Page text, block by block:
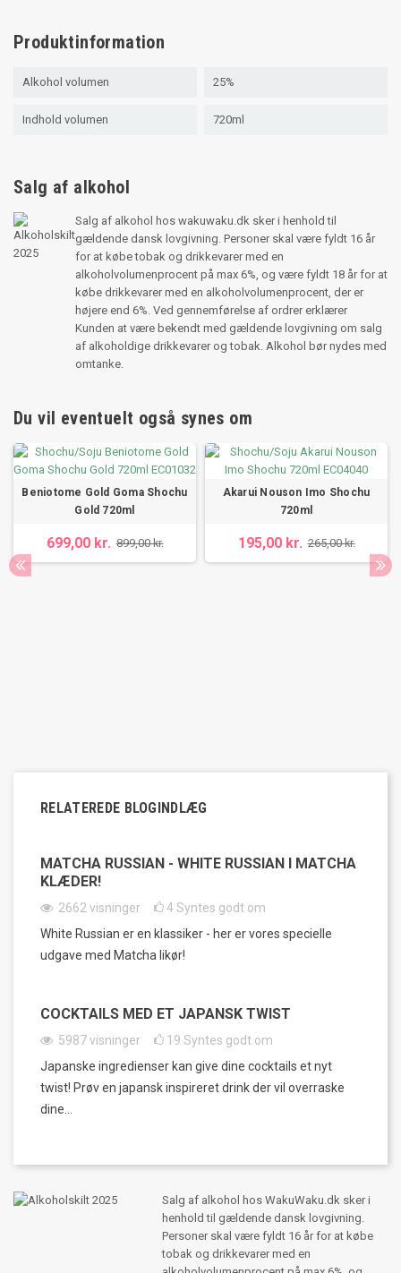
Produktinformation
Alkohol volumen 25%
Indhold volumen 720ml
Salg af alkohol
Salg af alkohol hos wakuwaku.dk sker i henhold til
gældende dansk lovgivning. Personer skal være fyldt 16 år
for at købe tobak og drikkevarer med en
alkoholvolumenprocent på max 6%, og være fyldt 18 år for at
købe drikkevarer med en alkoholvolumenprocent, der er
højere end 6%. Ved gennemførelse af ordrer erklærer
Kunden at være bekendt med gældende lovgivning om salg
af alkoholdige drikkevarer og tobak. Alkohol bør nydes med
omtanke.
Du vil eventuelt også synes om
Beniotome Gold Goma Shochu
Gold 720ml
699,00 kr. 899,00 kr.
Akarui Nouson Imo Shochu
720ml
195,00 kr. 265,00 kr.
RELATEREDE BLOGINDLÆG
MATCHA RUSSIAN - WHITE RUSSIAN I MATCHA
KLÆDER!
2662visninger 4Syntes godt om
White Russian er en klassiker - her er vores specielle
udgave med Matcha likør!
COCKTAILS MED ET JAPANSK TWIST
5987visninger 19 Syntes godt om
Japanske ingredienser kan give dine cocktails et nyt
twist! Prøv en japansk inspireret drink der vil overraske
dine...
Salg af alkohol hos WakuWaku.dk sker i
henhold til gældende dansk lovgivning.
Personer skal være fyldt 16 år for at købe
tobak og drikkevarer med en